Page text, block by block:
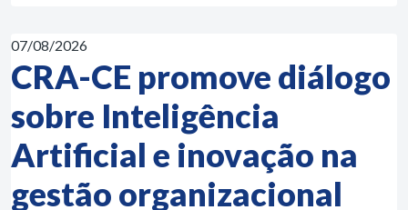
07/08/2026
CRA-CE promove diálogo
sobre Inteligência
Artificial e inovação na
gestão organizacional